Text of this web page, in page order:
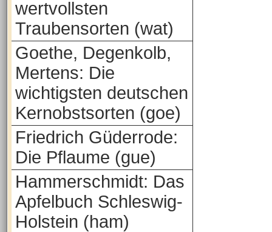
wertvollsten
Traubensorten (wat)
Goethe, Degenkolb,
Mertens: Die
wichtigsten deutschen
Kernobstsorten (goe)
Friedrich Güderrode:
Die Pflaume (gue)
Hammerschmidt: Das
Apfelbuch Schleswig-
Holstein (ham)